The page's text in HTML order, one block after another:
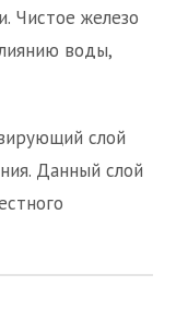
Чистое железо
воды,
слой
Данный слой